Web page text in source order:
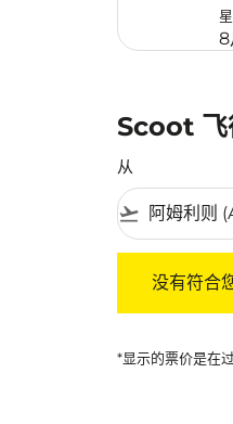
8
Scoot 飞
从
flight_takeoff
没有符合
*显示的票价是在